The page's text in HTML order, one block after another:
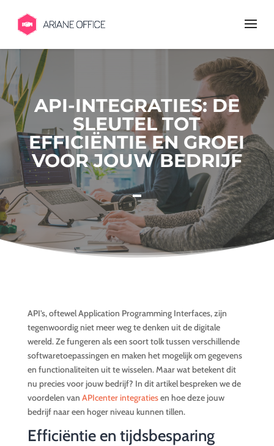
API-INTEGRATIES: DE
SLEUTEL TOT
EFFICIËNTIE EN GROEI
VOOR JOUW BEDRIJF
API’s, oftewel Application Programming Interfaces, zijn
tegenwoordig niet meer weg te denken uit de digitale
wereld. Ze fungeren als een soort tolk tussen verschillende
softwaretoepassingen en maken het mogelijk om gegevens
en functionaliteiten uit te wisselen. Maar wat betekent dit
nu precies voor jouw bedrijf? In dit artikel bespreken we de
voordelen van APIcenter integratiesen hoe deze jouw
bedrijf naar een hoger niveau kunnen tillen.
Efficiëntie en tijdsbesparing